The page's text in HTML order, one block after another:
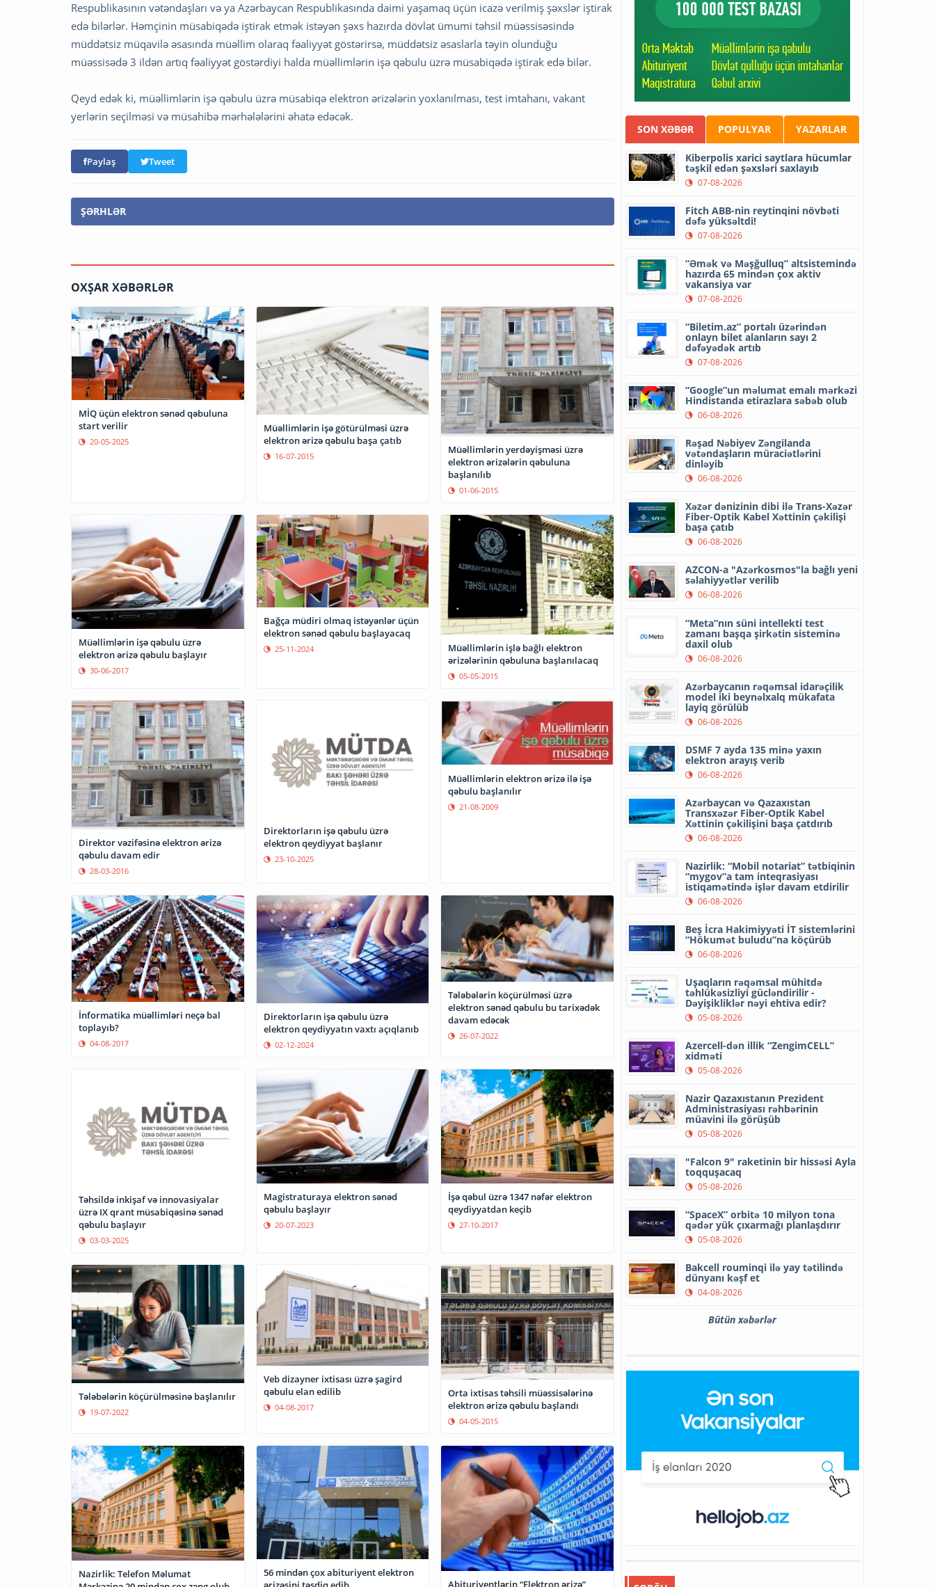
Respublikasının vətəndaşları və ya Azərbaycan Respublikasında daimi yaşamaq üçün icazə verilmiş şəxslər iştirak
edə bilərlər. Həmçinin müsabiqədə iştirak etmək istəyən şəxs hazırda dövlət ümumi təhsil müəssisəsində
müddətsiz müqavilə əsasında müəllim olaraq fəaliyyət göstərirsə, müddətsiz əsaslarla təyin olunduğu
müəssisədə 3 ildən artıq fəaliyyət göstərdiyi halda müəllimlərin işə qəbulu üzrə müsabiqədə iştirak edə bilər.
Qeyd edək ki, müəllimlərin işə qəbulu üzrə müsabiqə elektron ərizələrin yoxlanılması, test imtahanı, vakant
yerlərin seçilməsi və müsahibə mərhələlərini əhatə edəcək.
Paylaş Tweet
ŞƏRHLƏR
OXŞAR XƏBƏRLƏR
MİQ üçün elektron sənəd qəbuluna
start verilir
20-05-2025
Müəllimlərin işə götürülməsi üzrə
elektron ərizə qəbulu başa çatıb
16-07-2015
Müəllimlərin yerdəyişməsi üzrə
elektron ərizələrin qəbuluna
başlanılıb
01-06-2015
Müəllimlərin işə qəbulu üzrə
elektron ərizə qəbulu başlayır
30-06-2017
Bağça müdiri olmaq istəyənlər üçün
elektron sənəd qəbulu başlayacaq
25-11-2024
Müəllimlərin işlə bağlı elektron
ərizələrinin qəbuluna başlanılacaq
05-05-2015
Direktor vəzifəsinə elektron ərizə
qəbulu davam edir
28-03-2016
Direktorların işə qəbulu üzrə
elektron qeydiyyat başlanır
23-10-2025
Müəllimlərin elektron ərizə ilə işə
qəbulu başlanılır
21-08-2009
İnformatika müəllimləri neçə bal
toplayıb?
04-08-2017
Direktorların işə qəbulu üzrə
elektron qeydiyyatın vaxtı açıqlanıb
02-12-2024
Tələbələrin köçürülməsi üzrə
elektron sənəd qəbulu bu tarixədək
davam edəcək
26-07-2022
Təhsildə inkişaf və innovasiyalar
üzrə IX qrant müsabiqəsinə sənəd
qəbulu başlayır
03-03-2025
Magistraturaya elektron sənəd
qəbulu başlayır
20-07-2023
İşə qəbul üzrə 1347 nəfər elektron
qeydiyyatdan keçib
27-10-2017
Tələbələrin köçürülməsinə başlanılır
19-07-2022
Veb dizayner ixtisası üzrə şagird
qəbulu elan edilib
04-08-2017
Orta ixtisas təhsili müəssisələrinə
elektron ərizə qəbulu başlandı
04-05-2015
Nazirlik: Telefon Məlumat
56 mindən çox abituriyent elektron
Abituriyentlərin “Elektron ərizə”
SON XƏBƏR POPULYAR YAZARLAR
Kiberpolis xarici saytlara hücumlar
təşkil edən şəxsləri saxlayıb
07-08-2026
Fitch ABB-nin reytinqini növbəti
dəfə yüksəltdi!
07-08-2026
“Əmək və Məşğulluq” altsistemində
hazırda 65 mindən çox aktiv
vakansiya var
07-08-2026
“Biletim.az” portalı üzərindən
onlayn bilet alanların sayı 2
dəfəyədək artıb
07-08-2026
“Google”un məlumat emalı mərkəzi
Hindistanda etirazlara səbəb olub
06-08-2026
Rəşad Nəbiyev Zəngilanda
vətəndaşların müraciətlərini
dinləyib
06-08-2026
Xəzər dənizinin dibi ilə Trans-Xəzər
Fiber-Optik Kabel Xəttinin çəkilişi
başa çatıb
06-08-2026
AZCON-a "Azərkosmos"la bağlı yeni
səlahiyyətlər verilib
06-08-2026
“Meta”nın süni intellekti test
zamanı başqa şirkətin sisteminə
daxil olub
06-08-2026
Azərbaycanın rəqəmsal idarəçilik
model iki beynəlxalq mükafata
layiq görülüb
06-08-2026
DSMF 7 ayda 135 minə yaxın
elektron arayış verib
06-08-2026
Azərbaycan və Qazaxıstan
Transxəzər Fiber-Optik Kabel
Xəttinin çəkilişini başa çatdırıb
06-08-2026
Nazirlik: “Mobil notariat” tətbiqinin
“mygov”a tam inteqrasiyası
istiqamətində işlər davam etdirilir
06-08-2026
Beş İcra Hakimiyyəti İT sistemlərini
“Hökumət buludu”na köçürüb
06-08-2026
Uşaqların rəqəmsal mühitdə
təhlükəsizliyi gücləndirilir -
Dəyişikliklər nəyi ehtiva edir?
05-08-2026
Azercell-dən illik “ZengimCELL”
xidməti
05-08-2026
Nazir Qazaxıstanın Prezident
Administrasiyası rəhbərinin
müavini ilə görüşüb
05-08-2026
"Falcon 9" raketinin bir hissəsi Ayla
toqquşacaq
05-08-2026
“SpaceX” orbitə 10 milyon tona
qədər yük çıxarmağı planlaşdırır
05-08-2026
Bakcell rouminqi ilə yay tətilində
dünyanı kəşf et
04-08-2026
Bütün xəbərlər